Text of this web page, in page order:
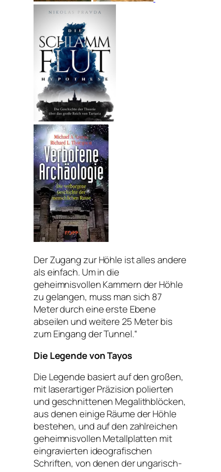
Der Zugang zur Höhle ist alles andere
als einfach. Um in die
geheimnisvollen Kammern der Höhle
zu gelangen, muss man sich 87
Meter durch eine erste Ebene
abseilen und weitere 25 Meter bis
zum Eingang der Tunnel.“
Die Legende von Tayos
Die Legende basiert auf den großen,
mit laserartiger Präzision polierten
und geschnittenen Megalithblöcken,
aus denen einige Räume der Höhle
bestehen, und auf den zahlreichen
geheimnisvollen Metallplatten mit
eingravierten ideografischen
Schriften, von denen der ungarisch-